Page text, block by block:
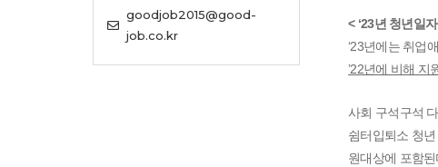
goodjob2015@good-
job.co.kr
< ‘23년 청년일
‘23년에는 취업
’22년에 비해
사회 구석구석
쉼터입퇴소 청
원대상에 포함된